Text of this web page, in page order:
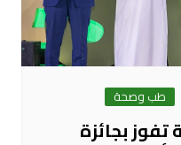
طب وصحة
تفوز بجائزة